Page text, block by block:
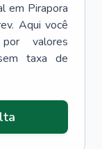
em Pirapora
Aqui você
valores
taxa de